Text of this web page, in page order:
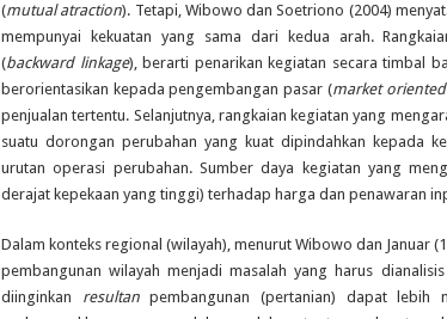
(mutual atraction). Tetapi, Wibowo dan Soetriono (2004)
mempunyai kekuatan yang sama dari kedua arah.
(backward linkage), berarti penarikan kegiatan secara timbal
berorientasikan kepada pengembangan pasar (market oriented
penjualan tertentu. Selanjutnya, rangkaian kegiatan yang
suatu dorongan perubahan yang kuat dipindahkan kepada
urutan operasi perubahan. Sumber daya kegiatan yang
derajat kepekaan yang tinggi) terhadap harga dan penawaran
Dalam konteks regional (wilayah), menurut Wibowo dan Januar
pembangunan wilayah menjadi masalah yang harus
diinginkan resultanpembangunan (pertanian) dapat lebih